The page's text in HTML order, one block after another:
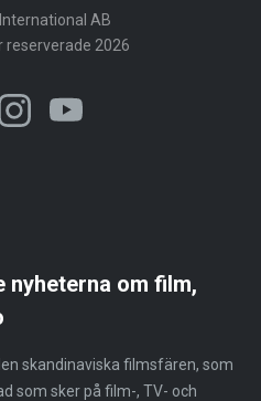
AB
reserverade 2026
nyheterna om film,
skandinaviska filmsfären, som
som sker på film-, TV- och